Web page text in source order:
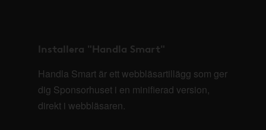
Installera "Handla Smart"
Handla Smart är ett webbläsartillägg som ger
dig Sponsorhuset i en minifierad version,
direkt i webbläsaren.